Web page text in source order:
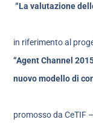
“La valutazione
in riferimento al
“Agent Channel
nuovo modello di
promosso da CeTIF